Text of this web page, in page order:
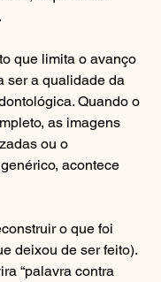
que limita o avanço
ser a qualidade da
Quando o
as imagens
ou o
acontece
o que foi
deixou de ser feito).
“palavra contra